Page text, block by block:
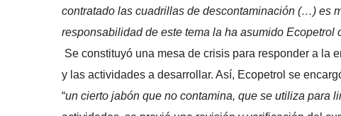
contratado las cuadrillas de descontaminación (…) es
responsabilidad de este tema la ha asumido Ecopetrol
Se constituyó una mesa de crisis para responder a la
y las actividades a desarrollar. Así, Ecopetrol se
“un cierto jabón que no contamina, que se utiliza para